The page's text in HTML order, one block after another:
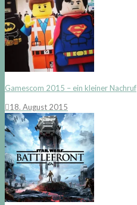
Gamescom 2015 – ein kleiner Nachruf
18. August 2015